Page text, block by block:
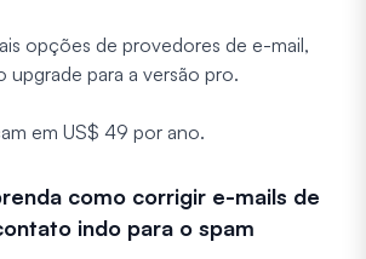
opções de provedores de e-mail,
upgrade para a versão pro.
em US$ 49 por ano.
como corrigir e-mails de
indo para o spam